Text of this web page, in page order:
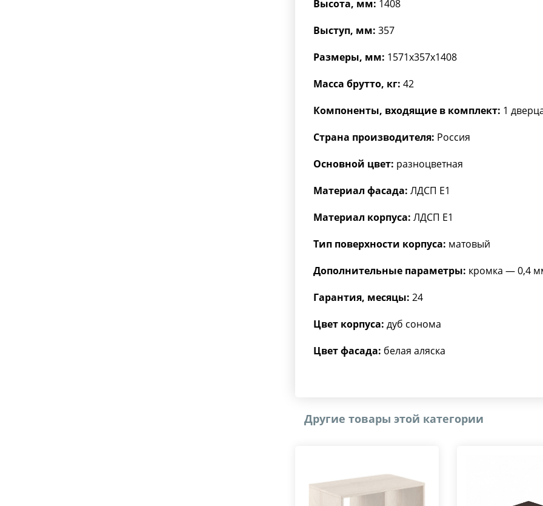
Высота, мм: 1408
Выступ, мм: 357
Размеры, мм: 1571x357x1408
Масса брутто, кг: 42
Компоненты, входящие в комплект: 1
Страна производителя: Россия
Основной цвет: разноцветная
Материал фасада: ЛДСП Е1
Материал корпуса: ЛДСП Е1
Тип поверхности корпуса: матовый
Дополнительные параметры: кромка — 0,4
Гарантия, месяцы: 24
Цвет корпуса: дуб сонома
Цвет фасада: белая аляска
Другие товары этой категории